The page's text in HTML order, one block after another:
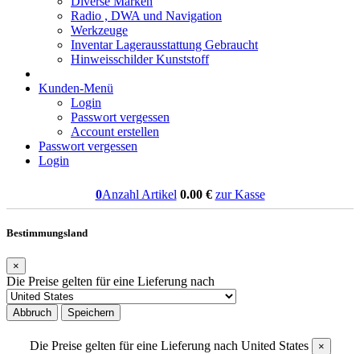
Radio , DWA und Navigation
Werkzeuge
Inventar Lagerausstattung Gebraucht
Hinweisschilder Kunststoff
Kunden-Menü
Login
Passwort vergessen
Account erstellen
Passwort vergessen
Login
0Anzahl Artikel 0.00€ zur Kasse
Bestimmungsland
×
Die Preise gelten für eine Lieferung nach
Abbruch Speichern
Die Preise gelten für eine Lieferung nach United States ×